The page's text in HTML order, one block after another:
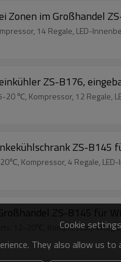
im Großhandel
14 Regale, LED-
ZS-B176,
℃, Kompressor, 12 Regale,
ZS-
Kompressor, 4 Regale,
ZS-B145 für
12-20℃, Kompressor, 4Cookie settings
They also allow us